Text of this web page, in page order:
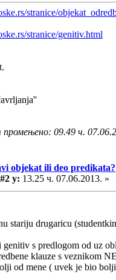
stranice/
stranice/genitiv.html
09.49 ч.
objekat ili deo predikata?
у: 13.25 ч. 07.06.2013. »
stariju drugaricu
genitiv s predlogom od uz
klauze s veznikom
od mene ( uvek je bio